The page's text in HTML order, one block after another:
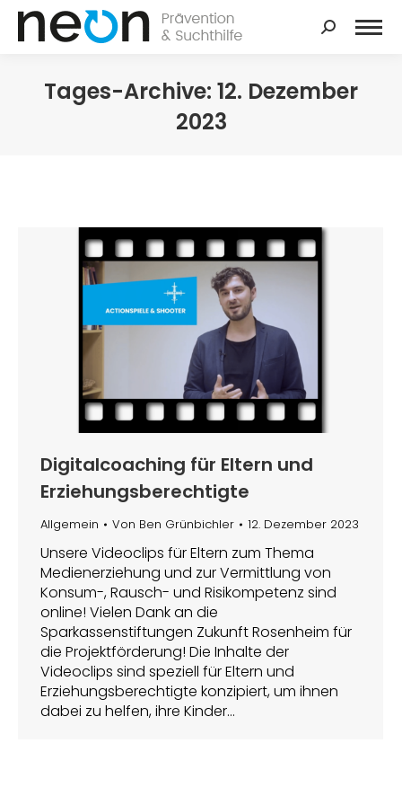
Search:
Tages-Archive: 12. Dezember
2023
Digitalcoaching für Eltern und
Erziehungsberechtigte
Allgemein Von Ben Grünbichler 12. Dezember 2023
Unsere Videoclips für Eltern zum Thema
Medienerziehung und zur Vermittlung von
Konsum-, Rausch- und Risikompetenz sind
online! Vielen Dank an die
Sparkassenstiftungen Zukunft Rosenheim für
die Projektförderung! Die Inhalte der
Videoclips sind speziell für Eltern und
Erziehungsberechtigte konzipiert, um ihnen
dabei zu helfen, ihre Kinder…